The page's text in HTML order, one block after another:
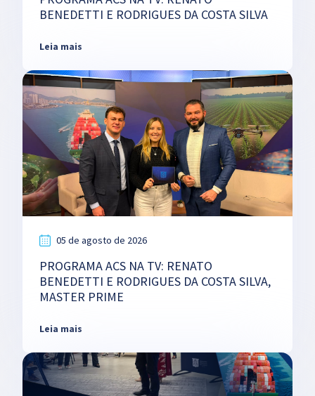
BENEDETTI E RODRIGUES DA COSTA SILVA
Leia mais
05 de agosto de 2026
PROGRAMA ACS NA TV: RENATO
BENEDETTI E RODRIGUES DA COSTA SILVA,
MASTER PRIME
Leia mais